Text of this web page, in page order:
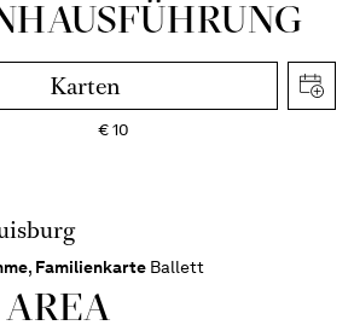
Karten
€10
, Familienkarte Ballett